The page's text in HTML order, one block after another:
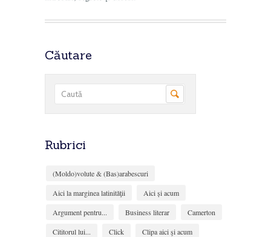
Căutare
Rubrici
(Moldo)volute & (Bas)arabescuri
Aici la marginea latinităţii
Aici și acum
Argument pentru...
Business literar
Camerton
Cititorul lui...
Click
Clipa aici şi acum